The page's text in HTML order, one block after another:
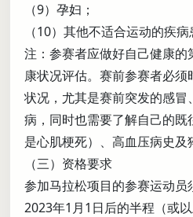
（9）孕妇；
（10）其他不适合运动的疾病
注：参赛者应做好自己健康
康状况评估。赛前参赛者必
状况，尤其是赛前突发的感
病，同时也需要了解自己的
是心肌梗死）、高血压病史及
（三）资格要求
参加马拉松项目的参赛运动员
2023年1月1日后的半程（或